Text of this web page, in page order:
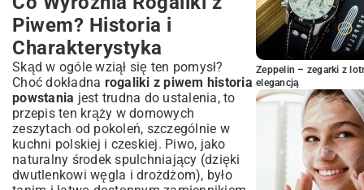
Wybór Piwa: Jaki Gatunek Pasuje
Najlepiej?
Idealna Konsystencja Ciasta: Uniknij
Błędów
Przechowywanie i Odgrzewanie: Zachowaj
Świeżość
Rogaliki z Piwem na Różne Okazje:
Inspiracje i Podania
Z Czym Serwować Rogaliki Piwne?
Podsumowanie: Czy Rogaliki z Piwem
To Twój Nowy Ulubiony Przepis?
Piwem? Historia i
Charakterystyka
Skąd w ogóle wziął się ten pomysł?
Choć dokładna rogaliki z piwem historia
powstania jest trudna do ustalenia, to
przepis ten krąży w domowych
zeszytach od pokoleń, szczególnie w
kuchni polskiej i czeskiej. Piwo, jako
naturalny środek spulchniający (dzięki
dwutlenkowi węgla i drożdżom), było
Zeppelin – zegarki z
elegancją